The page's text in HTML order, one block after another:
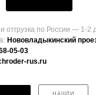
отгрузка по России — 1-2
Нововладыкинский
05-03
rus.ru